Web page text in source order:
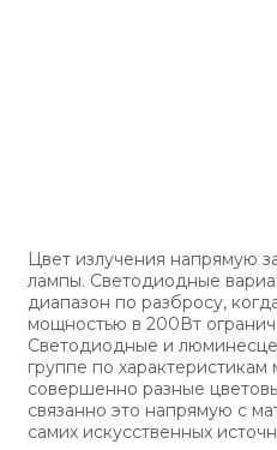
Цвет излучения напрямую
лампы. Светодиодные
диапазон по разбросу,
мощностью в 200Вт
Светодиодные и
группе по характеристикам
совершенно разные
связанно это напрямую с
самих искусственных